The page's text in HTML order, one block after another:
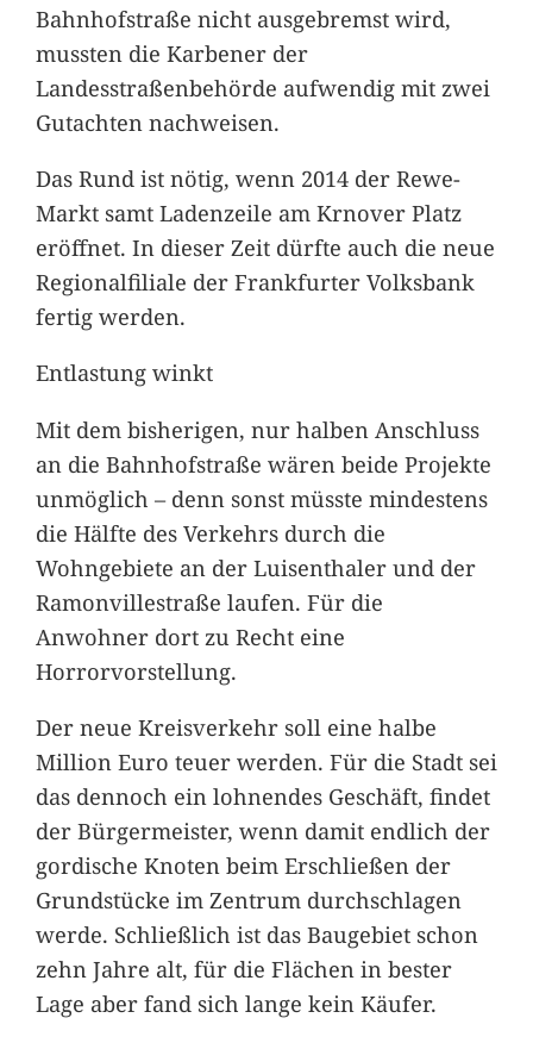
Bahnhofstraße nicht ausgebremst wird,
mussten die Karbener der
Landesstraßenbehörde aufwendig mit zwei
Gutachten nachweisen.
Das Rund ist nötig, wenn 2014 der Rewe-
Markt samt Ladenzeile am Krnover Platz
eröffnet. In dieser Zeit dürfte auch die neue
Regionalfiliale der Frankfurter Volksbank
fertig werden.
Entlastung winkt
Mit dem bisherigen, nur halben Anschluss
an die Bahnhofstraße wären beide Projekte
unmöglich – denn sonst müsste mindestens
die Hälfte des Verkehrs durch die
Wohngebiete an der Luisenthaler und der
Ramonvillestraße laufen. Für die
Anwohner dort zu Recht eine
Horrorvorstellung.
Der neue Kreisverkehr soll eine halbe
Million Euro teuer werden. Für die Stadt sei
das dennoch ein lohnendes Geschäft, findet
der Bürgermeister, wenn damit endlich der
gordische Knoten beim Erschließen der
Grundstücke im Zentrum durchschlagen
werde. Schließlich ist das Baugebiet schon
zehn Jahre alt, für die Flächen in bester
Lage aber fand sich lange kein Käufer.